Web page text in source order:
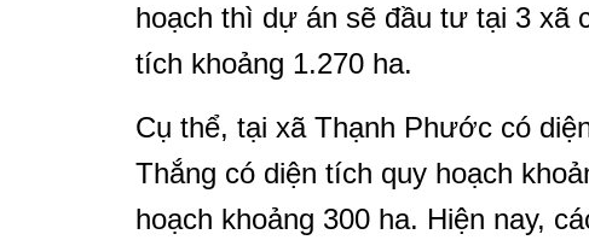
hoạch thì dự án sẽ đầu tư tại 3 xã
tích khoảng 1.270 ha.
Cụ thể, tại xã Thạnh Phước có
Thắng có diện tích quy hoạch
hoạch khoảng 300 ha. Hiện nay,